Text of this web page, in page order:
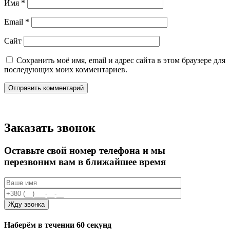
Имя *
Email *
Сайт
Сохранить моё имя, email и адрес сайта в этом браузере для
последующих моих комментариев.
Заказать звонок
Оставьте свой номер телефона и мы
перезвоним вам в ближайшее время
Наберём в течении 60 секунд